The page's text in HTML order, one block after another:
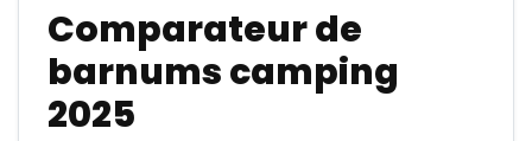
Comparateur de
barnums camping
2025